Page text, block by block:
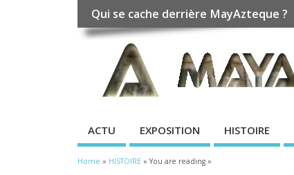
Qui se cache derrière MayAzteque ?
ACTU EXPOSITION HISTOIRE
Home » HISTOIRE » You are reading »